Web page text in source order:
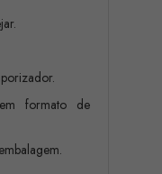
formato de